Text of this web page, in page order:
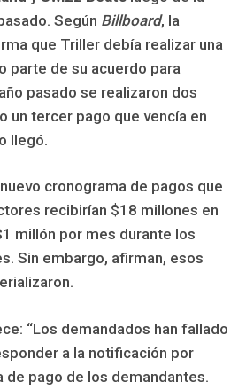
Según Billboard, la
que Triller debía realizar una
parte de su acuerdo para
pasado se realizaron dos
un tercer pago que vencía en
llegó.
cronograma de pagos que
recibirían $18 millones en
millón por mes durante los
Sin embargo, afirman, esos
“Los demandados han fallado
a la notificación por
de pago de los demandantes.